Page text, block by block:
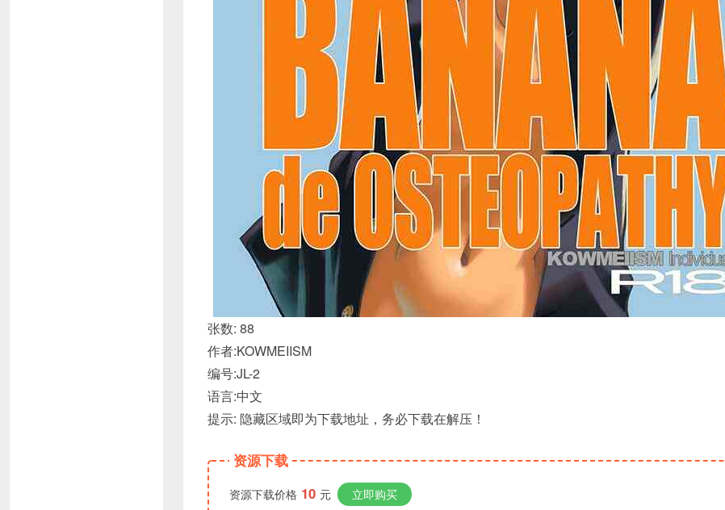
张数: 88
作者:KOWMEIISM
编号:JL-2
语言:中文
提示: 隐藏区域即为下载地址，务必下载在解压！
资源下载
资源下载价格 10 元 立即购买